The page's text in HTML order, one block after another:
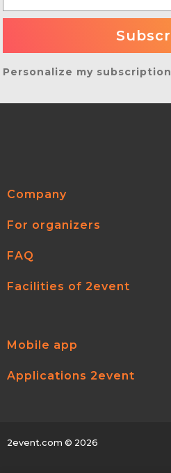
Personalize my subscription
Company
For organizers
FAQ
Facilities of 2event
Mobile app
Applications 2event
2event.com © 2026